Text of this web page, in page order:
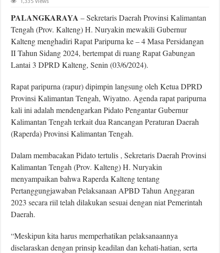
PALANGKARAYA – Sekretaris Daerah Provinsi Kalimantan
Tengah (Prov. Kalteng) H. Nuryakin mewakili Gubernur
Kalteng menghadiri Rapat Paripurna ke – 4 Masa Persidangan
II Tahun Sidang 2024, bertempat di ruang Rapat Gabungan
Lantai 3 DPRD Kalteng, Senin (03/6/2024).
Rapat paripurna (rapur) dipimpin langsung oleh Ketua DPRD
Provinsi Kalimantan Tengah, Wiyatno. Agenda rapat paripurna
kali ini adalah mendengarkan Pidato Pengantar Gubernur
Kalimantan Tengah terkait dua Rancangan Peraturan Daerah
(Raperda) Provinsi Kalimantan Tengah.
Dalam membacakan Pidato tertulis , Sekretaris Daerah Provinsi
Kalimantan Tengah (Prov. Kalteng) H. Nuryakin
menyampaikan bahwa Raperda Kalteng tentang
Pertanggungjawaban Pelaksanaan APBD Tahun Anggaran
2023 secara riil telah dilakukan sesuai dengan niat Pemerintah
Daerah.
“Meskipun kita harus memperhatikan pelaksanaannya
diselaraskan dengan prinsip keadilan dan kehati-hatian, serta